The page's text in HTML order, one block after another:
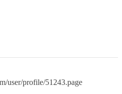
user/profile/51243.page